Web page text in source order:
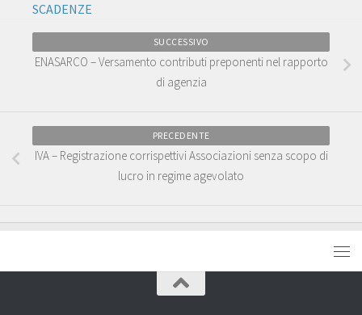
SCADENZE
SUCCESSIVO
ENASARCO – Versamento contributi preponenti nel rapporto
di agenzia
PRECEDENTE
IVA – Registrazione corrispettivi Associazioni senza scopo di
lucro in regime agevolato